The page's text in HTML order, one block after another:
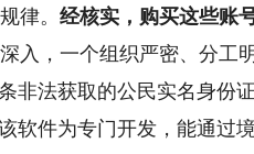
律。经核实，购买这些账
入，一个组织严密、分工
非法获取的公民实名身份
软件为专门开发，能通过